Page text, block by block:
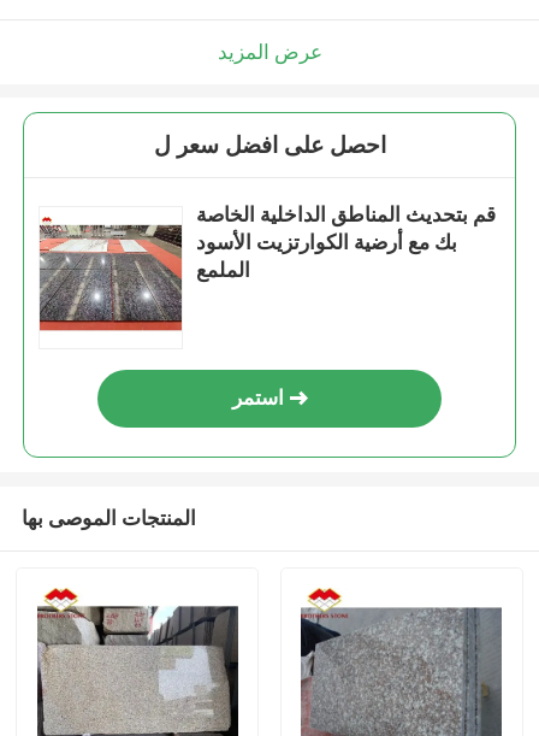
عرض المزيد
احصل على افضل سعر ل
قم بتحديث المناطق الداخلية الخاصة
بك مع أرضية الكوارتزيت الأسود
الملمع
استمر
المنتجات الموصى بها